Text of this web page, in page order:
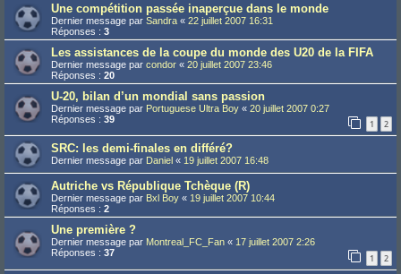
Une compétition passée inaperçue dans le monde
Dernier message par Sandra « 22 juillet 2007 16:31
Réponses : 3
Les assistances de la coupe du monde des U20 de la FIFA
Dernier message par condor « 20 juillet 2007 23:46
Réponses : 20
U-20, bilan d’un mondial sans passion
Dernier message par Portuguese Ultra Boy « 20 juillet 2007 0:27
Réponses : 39 1 2
SRC: les demi-finales en différé?
Dernier message par Daniel « 19 juillet 2007 16:48
Autriche vs République Tchèque (R)
Dernier message par Bxl Boy « 19 juillet 2007 10:44
Réponses : 2
Une première ?
Dernier message par Montreal_FC_Fan « 17 juillet 2007 2:26
Réponses : 37 1 2